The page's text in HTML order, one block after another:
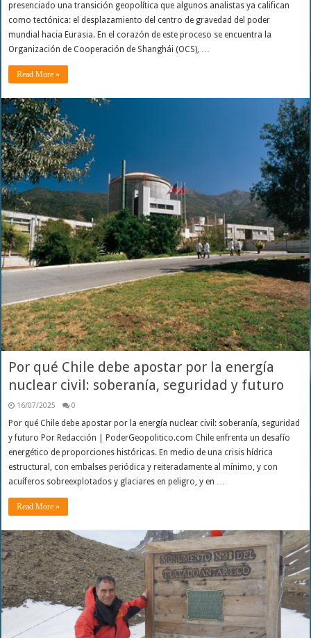
presenciado una transición geopolítica que algunos analistas ya califican
como tectónica: el desplazamiento del centro de gravedad del poder
mundial hacia Eurasia. En el corazón de este proceso se encuentra la
Organización de Cooperación de Shanghái (OCS), …
Read More »
Por qué Chile debe apostar por la energía
nuclear civil: soberanía, seguridad y futuro
16/07/2025 0
Por qué Chile debe apostar por la energía nuclear civil: soberanía, seguridad
y futuro Por Redacción | PoderGeopolitico.com Chile enfrenta un desafío
energético de proporciones históricas. En medio de una crisis hídrica
estructural, con embalses periódica y reiteradamente al mínimo, y con
acuíferos sobreexplotados y glaciares en peligro, y en …
Read More »